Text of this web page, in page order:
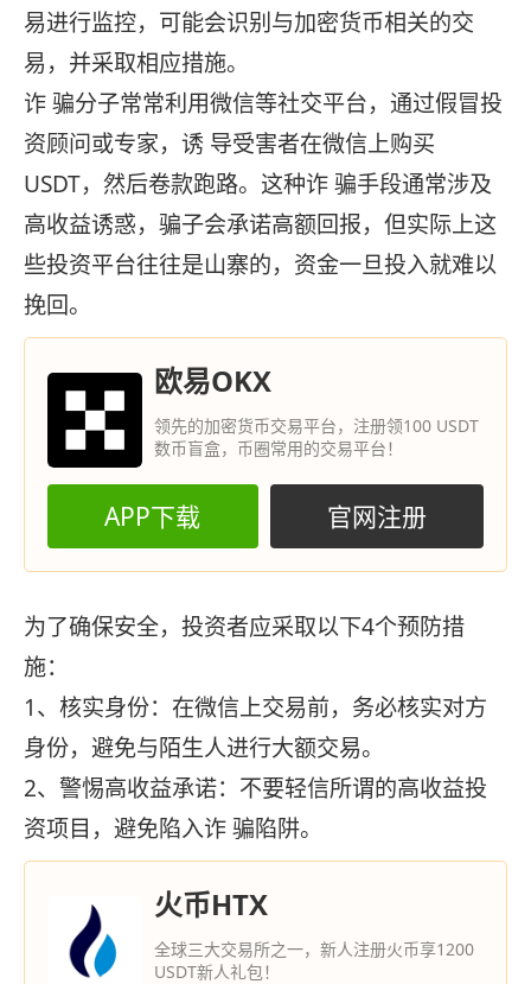
易进行监控，可能会识别与加密货币相关的交
易，并采取相应措施。
诈 骗分子常常利用微信等社交平台，通过假冒投
资顾问或专家，诱 导受害者在微信上购买
USDT，然后卷款跑路。这种诈 骗手段通常涉及
高收益诱惑，骗子会承诺高额回报，但实际上这
些投资平台往往是山寨的，资金一旦投入就难以
挽回‌。
欧易OKX
领先的加密货币交易平台，注册领100 USDT
数币盲盒，币圈常用的交易平台！
APP下载 官网注册
为了确保安全，投资者应采取以下4个预防措
施：
1、‌核实身份‌：在微信上交易前，务必核实对方
身份，避免与陌生人进行大额交易。
2、‌警惕高收益承诺‌：不要轻信所谓的高收益投
资项目，避免陷入诈 骗陷阱。
火币HTX
全球三大交易所之一，新人注册火币享1200
USDT新人礼包！